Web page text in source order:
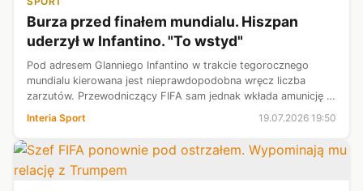
Burza przed finałem mundialu. Hiszpan
uderzył w Infantino. "To wstyd"
Pod adresem GIanniego Infantino w trakcie tegorocznego
mundialu kierowana jest nieprawdopodobna wręcz liczba
zarzutów. Przewodniczący FIFA sam jednak wkłada amunicję w
ręce swoich oponentów. Na mistrzostwach świata doszło do
wielu skandali, a kolejny...
Interia Sport 19.07.2026 19:50